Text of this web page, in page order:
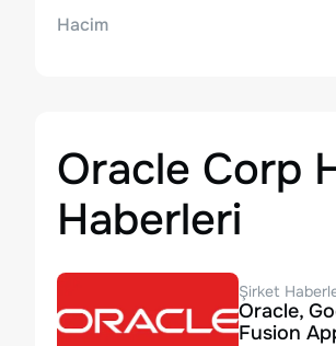
Hacim
Oracle Corp
Haberleri
Şirket
Oracle,
Fusion